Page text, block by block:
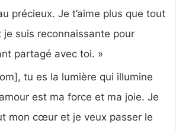
précieux. Je t’aime plus que tout
je suis reconnaissante pour
partagé avec toi. »
tu es la lumière qui illumine
est ma force et ma joie. Je
mon cœur et je veux passer le